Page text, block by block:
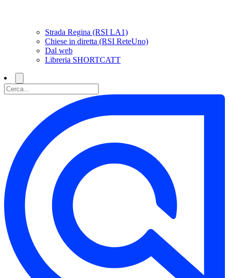
Strada Regina (RSI LA1)
Chiese in diretta (RSI ReteUno)
Dal web
Libreria SHORTCATT